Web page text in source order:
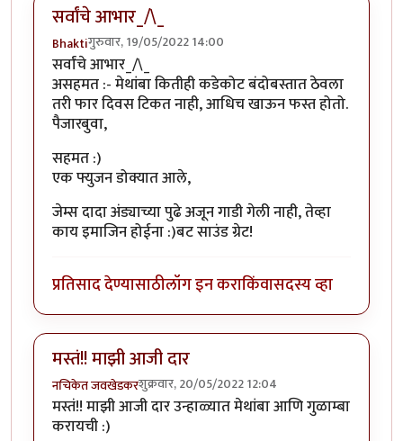
सर्वांचे आभार_/\_
Bhaktiगुरुवार, 19/05/2022 14:00
सर्वांचे आभार_/\_
असहमत :- मेथांबा कितीही कडेकोट बंदोबस्तात ठेवला
तरी फार दिवस टिकत नाही, आधिच खाऊन फस्त होतो.
पैजारबुवा,
सहमत :)
एक फ्युजन डोक्यात आले,
जेम्स दादा अंड्याच्या पुढे अजून गाडी गेली नाही, तेव्हा
काय इमाजिन होईना :)बट साउंड ग्रेट!
प्रतिसाद देण्यासाठीलॉग इन कराकिंवासदस्य व्हा
मस्तं!! माझी आजी दार
नचिकेत जवखेडकरशुक्रवार, 20/05/2022 12:04
मस्तं!! माझी आजी दार उन्हाळ्यात मेथांबा आणि गुळाम्बा
करायची :)